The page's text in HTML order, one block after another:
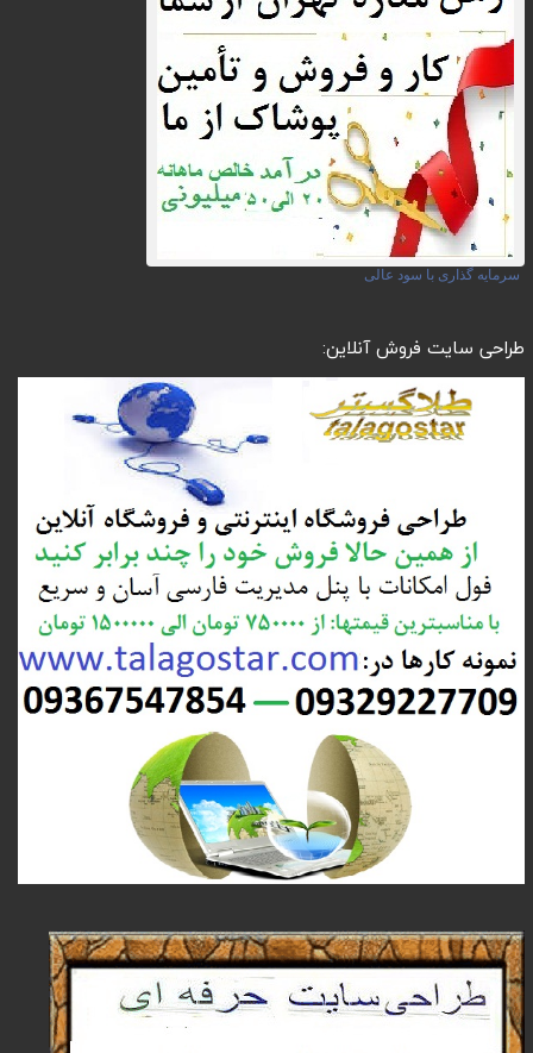
سرمایه گذاری با سود عالی
طراحی سایت فروش آنلاین: